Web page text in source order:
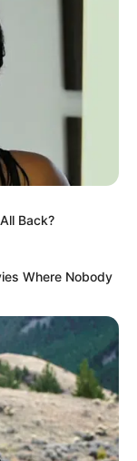
Back?
Where Nobody